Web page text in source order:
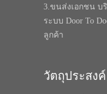
3.ขนส่งเอกชน บ
ระบบ Door To
ลูกค้า
วัตถุประสงค์